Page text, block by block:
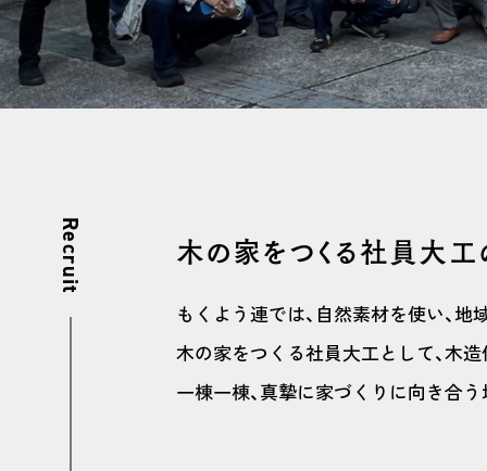
Recruit 木の家をつくる社員大
もくよう連では、自然素材を使い、
木の家をつくる社員大工として、木
一棟一棟、真摯に家づくりに向き合